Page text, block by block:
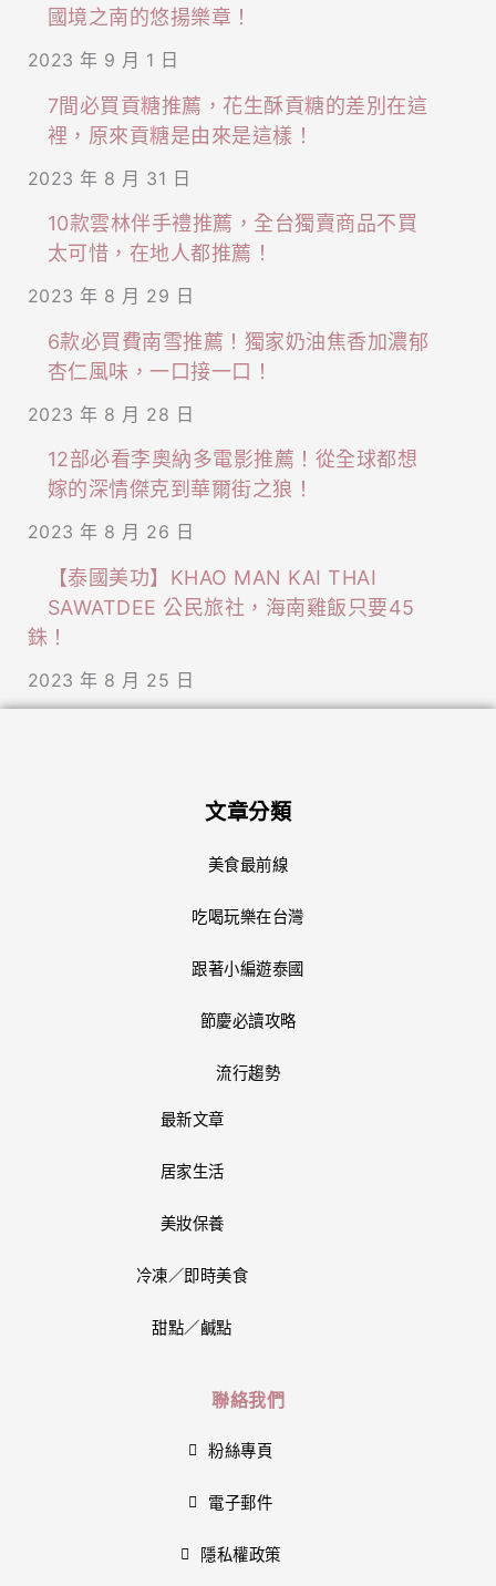
國境之南的悠揚樂章！
2023 年 9 月 1 日
7間必買貢糖推薦，花生酥貢糖的差別在這
裡，原來貢糖是由來是這樣！
2023 年 8 月 31 日
10款雲林伴手禮推薦，全台獨賣商品不買
太可惜，在地人都推薦！
2023 年 8 月 29 日
6款必買費南雪推薦！獨家奶油焦香加濃郁
杏仁風味，一口接一口！
2023 年 8 月 28 日
12部必看李奧納多電影推薦！從全球都想
嫁的深情傑克到華爾街之狼！
2023 年 8 月 26 日
【泰國美功】KHAO MAN KAI THAI
SAWATDEE 公民旅社，海南雞飯只要45
銖！
2023 年 8 月 25 日
文章分類
美食最前線
吃喝玩樂在台灣
跟著小編遊泰國
節慶必讀攻略
流行趨勢
最新文章
居家生活
美妝保養
冷凍／即時美食
甜點／鹹點
聯絡我們
粉絲專頁
電子郵件
隱私權政策